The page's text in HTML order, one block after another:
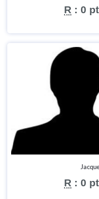
R : 0
R : 0